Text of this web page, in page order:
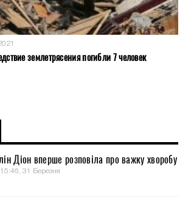
землетрясения погибли 7 человек
Діон вперше розповіла про важку хворобу
15:46, 31 Березня